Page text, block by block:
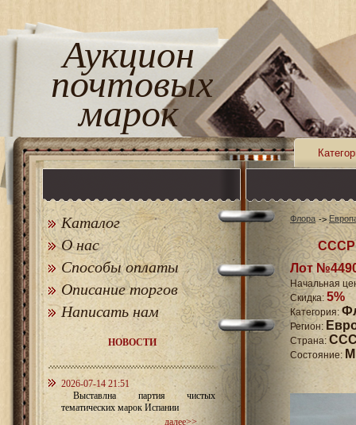
Аукцион
почтовых
марок
Каталог
О нас
Способы оплаты
Описание торгов
Написать нам
НОВОСТИ
2026-07-14 21:51
Выставлна партия чистых
тематических марок Испании
далее>>
Флора
СССР
Лот
Начальная
Скидка: 5%
Категория:
Регион:
Страна:
Состояние: